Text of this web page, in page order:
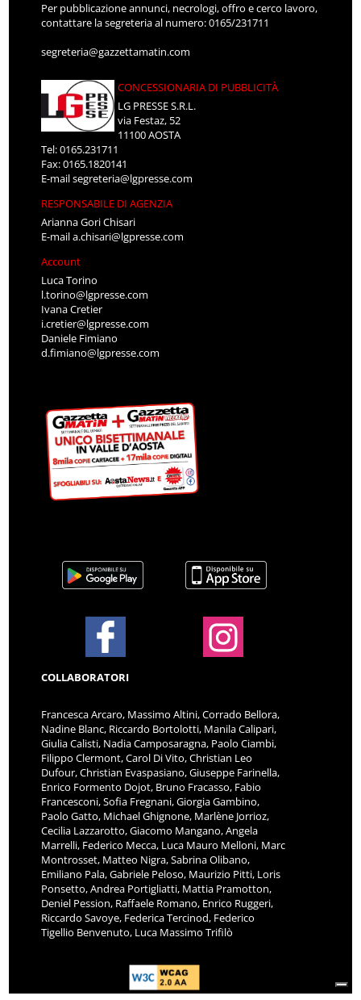
Per pubblicazione annunci, necrologi, offro e cerco lavoro,
contattare la segreteria al numero: 0165/231711
segreteria@gazzettamatin.com
CONCESSIONARIA DI PUBBLICITÀ
LG PRESSE S.R.L.
via Festaz, 52
11100 AOSTA
Tel: 0165.231711
Fax: 0165.1820141
E-mailsegreteria@lgpresse.com
RESPONSABILE DI AGENZIA
Arianna Gori Chisari
E-maila.chisari@lgpresse.com
Account
Luca Torino
l.torino@lgpresse.com
Ivana Cretier
i.cretier@lgpresse.com
Daniele Fimiano
d.fimiano@lgpresse.com
COLLABORATORI
Francesca Arcaro, Massimo Altini, Corrado Bellora,
Nadine Blanc, Riccardo Bortolotti, Manila Calipari,
Giulia Calisti, Nadia Camposaragna, Paolo Ciambi,
Filippo Clermont, Carol Di Vito, Christian Leo
Dufour, Christian Evaspasiano, Giuseppe Farinella,
Enrico Formento Dojot, Bruno Fracasso, Fabio
Francesconi, Sofia Fregnani, Giorgia Gambino,
Paolo Gatto, Michael Ghignone, Marlène Jorrioz,
Cecilia Lazzarotto, Giacomo Mangano, Angela
Marrelli, Federico Mecca, Luca Mauro Melloni, Marc
Montrosset, Matteo Nigra, Sabrina Olibano,
Emiliano Pala, Gabriele Peloso, Maurizio Pitti, Loris
Ponsetto, Andrea Portigliatti, Mattia Pramotton,
Deniel Pession, Raffaele Romano, Enrico Ruggeri,
Riccardo Savoye, Federica Tercinod, Federico
Tigellio Benvenuto, Luca Massimo Trifilò